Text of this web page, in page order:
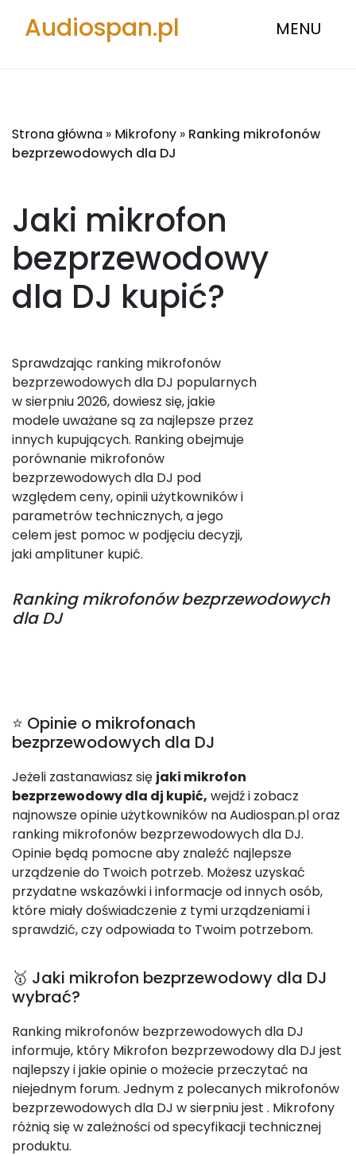
Audiospan.pl MENU
Strona główna » Mikrofony » Ranking mikrofonów
bezprzewodowych dla DJ
Jaki mikrofon
bezprzewodowy
dla DJ kupić?
Sprawdzając ranking mikrofonów
bezprzewodowych dla DJ popularnych
w sierpniu 2026, dowiesz się, jakie
modele uważane są za najlepsze przez
innych kupujących. Ranking obejmuje
porównanie mikrofonów
bezprzewodowych dla DJ pod
względem ceny, opinii użytkowników i
parametrów technicznych, a jego
celem jest pomoc w podjęciu decyzji,
jaki amplituner kupić.
Rankingmikrofonów bezprzewodowych
dla DJ
⭐ Opinie o mikrofonach
bezprzewodowych dla DJ
Jeżeli zastanawiasz się jaki mikrofon
bezprzewodowy dla dj kupić, wejdź i zobacz
najnowsze opinie użytkowników na Audiospan.pl oraz
ranking mikrofonów bezprzewodowych dla DJ.
Opinie będą pomocne aby znaleźć najlepsze
urządzenie do Twoich potrzeb. Możesz uzyskać
przydatne wskazówki i informacje od innych osób,
które miały doświadczenie z tymi urządzeniami i
sprawdzić, czy odpowiada to Twoim potrzebom.
🥇 Jaki mikrofon bezprzewodowy dla DJ
wybrać?
Ranking mikrofonów bezprzewodowych dla DJ
informuje, który Mikrofon bezprzewodowy dla DJ jest
najlepszy i jakie opinie o możecie przeczytać na
niejednym forum. Jednym z polecanych mikrofonów
bezprzewodowych dla DJ w sierpniu jest . Mikrofony
różnią się w zależności od specyfikacji technicznej
produktu.